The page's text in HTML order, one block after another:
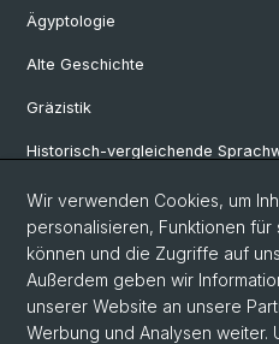
Ägyptologie
Alte Geschichte
Gräzistik
Historisch-vergleichende
Klassische Archäologie
Latinistik
Ur- und Frühgeschichtliche und
Vindonissa-Professur
Wir verwenden Cookies, um
personalisieren, Funktionen
können und die Zugriffe auf
Außerdem geben wir
unserer Website an unsere
Werbung und Analysen weiter.